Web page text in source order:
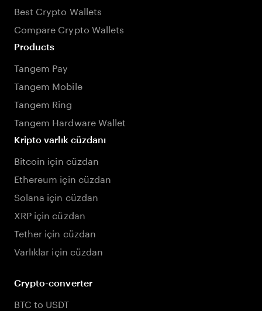
Best Crypto Wallets
Compare Crypto Wallets
Products
Tangem Pay
Tangem Mobile
Tangem Ring
Tangem Hardware Wallet
Kripto varlık cüzdanı
Bitcoin için cüzdan
Ethereum için cüzdan
Solana için cüzdan
XRP için cüzdan
Tether için cüzdan
Varlıklar için cüzdan
Crypto-converter
BTC to USDT